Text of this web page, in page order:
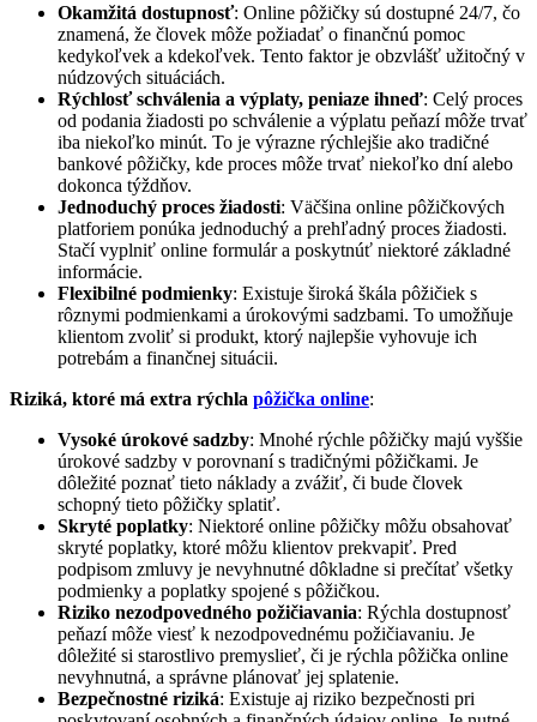
Okamžitá dostupnosť: Online pôžičky sú dostupné 24/7, čo
znamená, že človek môže požiadať o finančnú pomoc
kedykoľvek a kdekoľvek. Tento faktor je obzvlášť užitočný v
núdzových situáciách.
Rýchlosť schválenia a výplaty, peniaze ihneď: Celý proces
od podania žiadosti po schválenie a výplatu peňazí môže trvať
iba niekoľko minút. To je výrazne rýchlejšie ako tradičné
bankové pôžičky, kde proces môže trvať niekoľko dní alebo
dokonca týždňov.
Jednoduchý proces žiadosti: Väčšina online pôžičkových
platforiem ponúka jednoduchý a prehľadný proces žiadosti.
Stačí vyplniť online formulár a poskytnúť niektoré základné
informácie.
Flexibilné podmienky: Existuje široká škála pôžičiek s
rôznymi podmienkami a úrokovými sadzbami. To umožňuje
klientom zvoliť si produkt, ktorý najlepšie vyhovuje ich
potrebám a finančnej situácii.
Riziká, ktoré má extra rýchla pôžička online:
Vysoké úrokové sadzby: Mnohé rýchle pôžičky majú vyššie
úrokové sadzby v porovnaní s tradičnými pôžičkami. Je
dôležité poznať tieto náklady a zvážiť, či bude človek
schopný tieto pôžičky splatiť.
Skryté poplatky: Niektoré online pôžičky môžu obsahovať
skryté poplatky, ktoré môžu klientov prekvapiť. Pred
podpisom zmluvy je nevyhnutné dôkladne si prečítať všetky
podmienky a poplatky spojené s pôžičkou.
Riziko nezodpovedného požičiavania: Rýchla dostupnosť
peňazí môže viesť k nezodpovednému požičiavaniu. Je
dôležité si starostlivo premyslieť, či je rýchla pôžička online
nevyhnutná, a správne plánovať jej splatenie.
Bezpečnostné riziká: Existuje aj riziko bezpečnosti pri